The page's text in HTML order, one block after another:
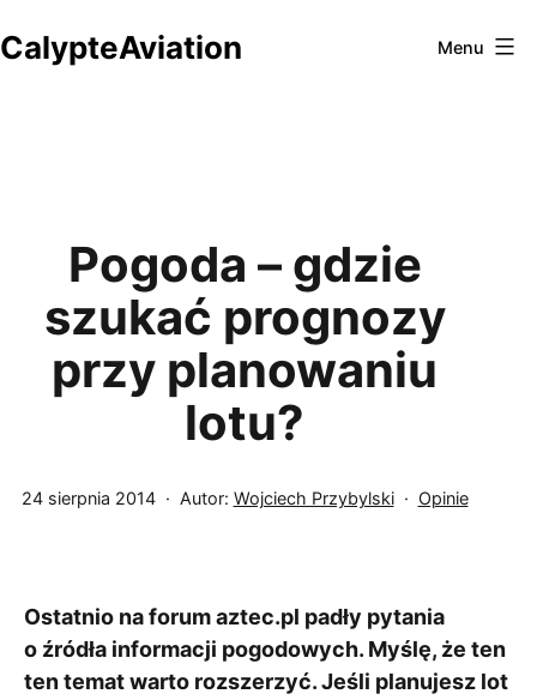
do
CalypteAviation Menu
Pogoda – gdzie
szukać prognozy
przy planowaniu
lotu?
Opublikowano
24 sierpnia 2014 Autor: Wojciech Przybylski
Umieszczono
Opinie
Ostatnio na forum aztec.pl padły pytania
o źródła informacji pogodowych. Myślę, że ten
ten temat warto rozszerzyć. Jeśli planujesz lot